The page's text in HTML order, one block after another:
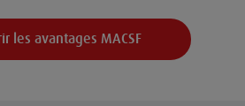
les avantages MACSF